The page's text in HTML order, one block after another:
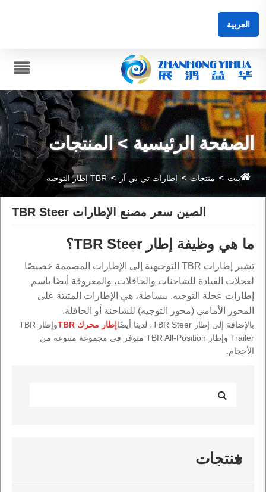
العربية
الصفحة الرئيسية > المنتجات
بيت منتجات إطارات تي بي آر TBR إطار التوجيه
الصين سعر مصنع الإطارات TBR Steer
ما هي وظيفة إطار TBR Steer؟
تشير إطارات TBR التوجيهية إلى الإطارات المصممة خصيصًا
لعجلات القيادة للشاحنات والحافلات، والمعروفة أيضًا باسم
إطارات عجلة التوجيه. ببساطة، هي الإطارات المثبتة على
المحور الأمامي (محور التوجيه) للشاحنة أو الحافلة.
بالإضافة إلى إطار TBR Steer، لدينا أيضًا إطار محرك TBR
وإطار TBR
Trailer وإطار TBR All-Position متوفر في مجموعة متنوعة من
الأحجام.
منتجات